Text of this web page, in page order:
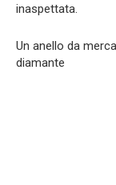
inaspettata.
Un anello da
diamante